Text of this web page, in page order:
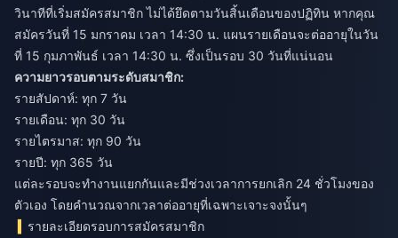
วินาทีที่เริ่มสมัครสมาชิก ไม่ได้ยึดตามวันสิ้นเดือนของปฏิทิน หากคุณ
สมัครวันที่ 15 มกราคม เวลา 14:30 น. แผนรายเดือนจะต่ออายุในวัน
ที่ 15 กุมภาพันธ์ เวลา 14:30 น. ซึ่งเป็นรอบ 30 วันที่แน่นอน
ความยาวรอบตามระดับสมาชิก:
รายสัปดาห์: ทุก 7 วัน
รายเดือน: ทุก 30 วัน
รายไตรมาส: ทุก 90 วัน
รายปี: ทุก 365 วัน
แต่ละรอบจะทำงานแยกกันและมีช่วงเวลาการยกเลิก 24 ชั่วโมงของ
ตัวเอง โดยคำนวณจากเวลาต่ออายุที่เฉพาะเจาะจงนั้นๆ
รายละเอียดรอบการสมัครสมาชิก